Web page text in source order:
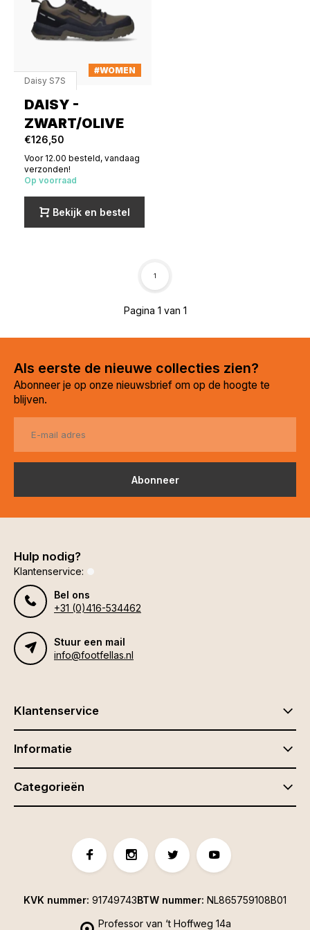
#WOMEN
Daisy S7S
DAISY -
ZWART/OLIVE
€126,50
Voor 12.00 besteld, vandaag
verzonden!
Op voorraad
Bekijk en bestel
Pagina 1 van 1
1
Als eerste de nieuwe collecties zien?
Abonneer je op onze nieuwsbrief om op de hoogte te
blijven.
Abonneer
Hulp nodig?
Klantenservice:
Bel ons
+31 (0)416-534462
Stuur een mail
info@footfellas.nl
Klantenservice
Informatie
Categorieën
Professor van ‘t Hoffweg 14a
KVK nummer: 91749743BTW nummer: NL865759108B01